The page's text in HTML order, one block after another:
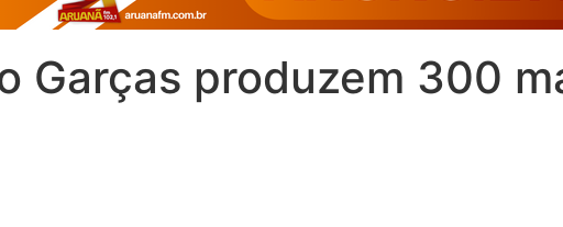
Garças produzem 300